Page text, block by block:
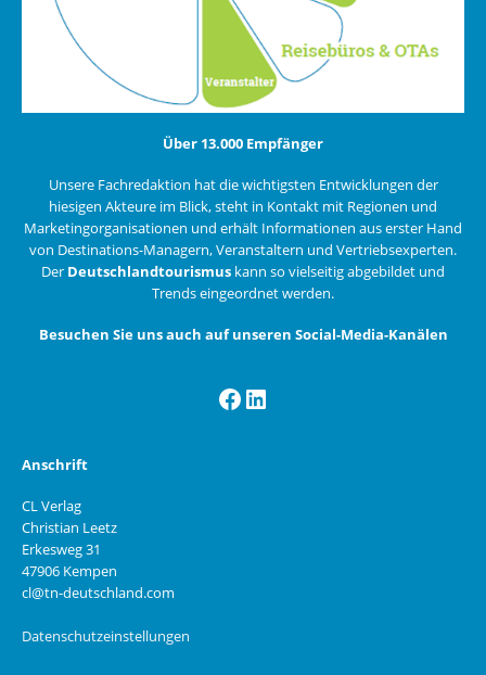
Über 13.000 Empfänger
Unsere Fachredaktion hat die wichtigsten Entwicklungen der
hiesigen Akteure im Blick, steht in Kontakt mit Regionen und
Marketingorganisationen und erhält Informationen aus erster Hand
von Destinations-Managern, Veranstaltern und Vertriebsexperten.
Der Deutschlandtourismus kann so vielseitig abgebildet und
Trends eingeordnet werden.
Besuchen Sie uns auch auf unseren Social-Media-Kanälen
Facebook
LinkedIn
Anschrift
CL Verlag
Christian Leetz
Erkesweg 31
47906 Kempen
cl@tn-deutschland.com
Datenschutzeinstellungen